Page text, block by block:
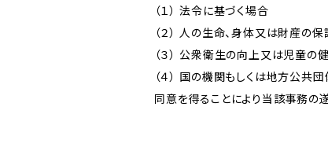
（１） 法令に基づく場合
（２） 人の生命、身体又は財産の
（３） 公衆衛生の向上又は児童
（４） 国の機関もしくは地方公
同意を得ることにより当該事務の